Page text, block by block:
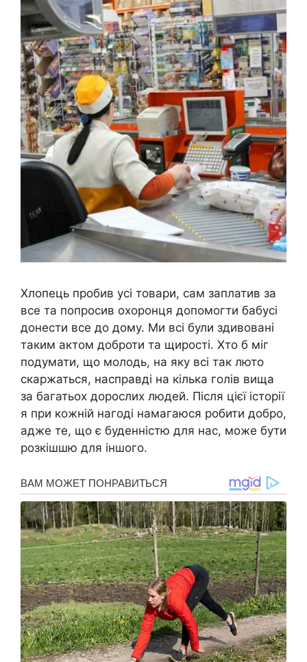
Хлопець пробив усі товари, сам заплатив за
все та попросив охоронця допомогти бабусі
донести все до дому. Ми всі були здивовані
таким актом доброти та щирості. Хто б міг
подумати, що молодь, на яку всі так люто
скаржаться, насправді на кілька голів вища
за багатьох дорослих людей. Після цієї історії
я при кожній нагоді намагаюся робити добро,
адже те, що є буденністю для нас, може бути
розкішшю для іншого.